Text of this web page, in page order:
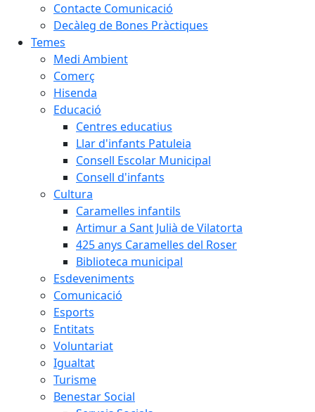
Contacte Comunicació
Decàleg de Bones Pràctiques
Temes
Medi Ambient
Comerç
Hisenda
Educació
Centres educatius
Llar d'infants Patuleia
Consell Escolar Municipal
Consell d'infants
Cultura
Caramelles infantils
Artimur a Sant Julià de Vilatorta
425 anys Caramelles del Roser
Biblioteca municipal
Esdeveniments
Comunicació
Esports
Entitats
Voluntariat
Igualtat
Turisme
Benestar Social